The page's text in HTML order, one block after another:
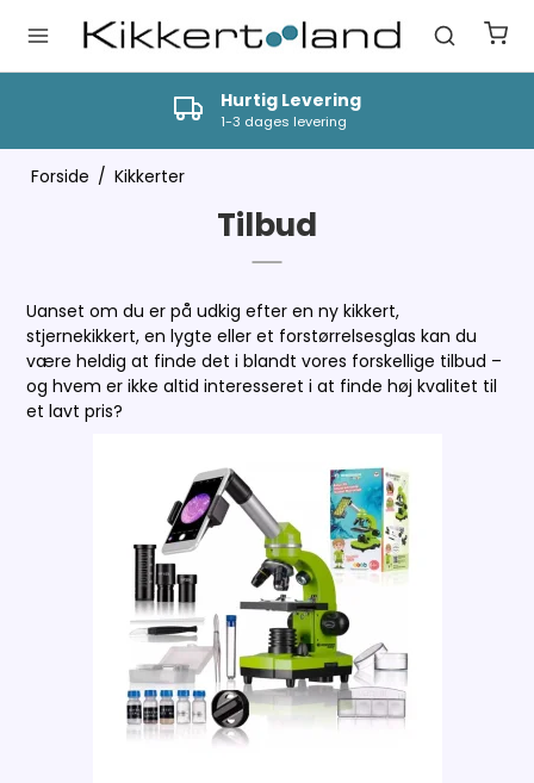
Hurtig Levering
1-3 dages levering
Forside / Kikkerter
Tilbud
Uanset om du er på udkig efter en ny kikkert,
stjernekikkert, en lygte eller et forstørrelsesglas kan du
være heldig at finde det i blandt vores forskellige tilbud –
og hvem er ikke altid interesseret i at finde høj kvalitet til
et lavt pris?